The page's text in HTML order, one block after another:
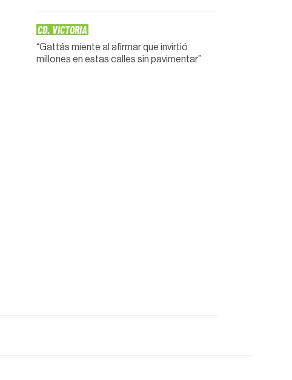
CD. VICTORIA
“Gattás miente al afirmar que invirtió
millones en estas calles sin pavimentar”